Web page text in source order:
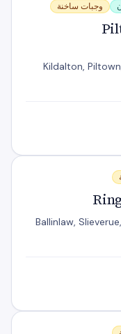
وجبات ساخنة
Kildalton,
Ballinlaw,